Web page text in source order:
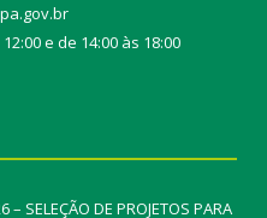
e de 14:00 às 18:00
SELEÇÃO DE PROJETOS PARA